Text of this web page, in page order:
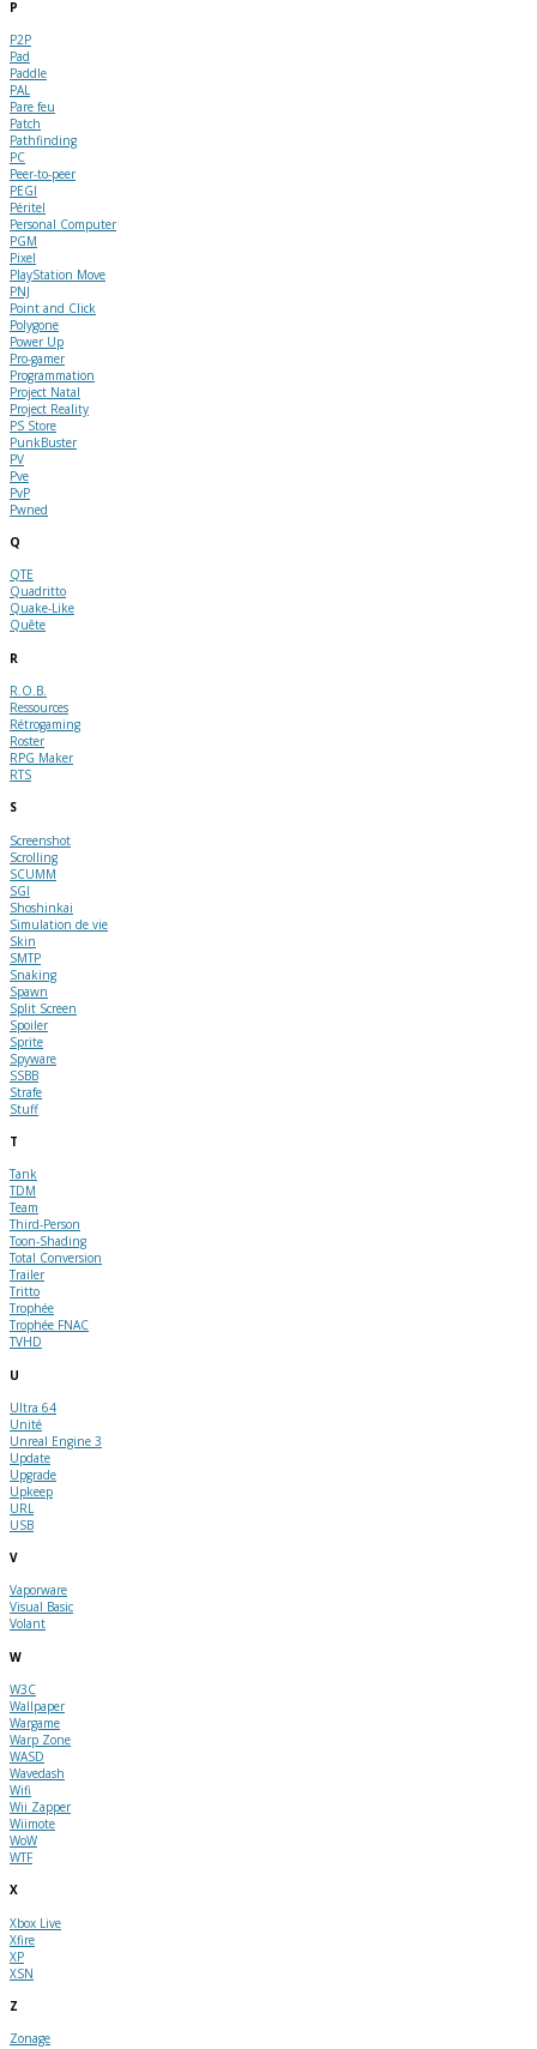
P
P2P
Pad
Paddle
PAL
Pare feu
Patch
Pathfinding
PC
Peer-to-peer
PEGI
Péritel
Personal Computer
PGM
Pixel
PlayStation Move
PNJ
Point and Click
Polygone
Power Up
Pro-gamer
Programmation
Project Natal
Project Reality
PS Store
PunkBuster
PV
Pve
PvP
Pwned
Q
QTE
Quadritto
Quake-Like
Quête
R
R.O.B.
Ressources
Rétrogaming
Roster
RPG Maker
RTS
S
Screenshot
Scrolling
SCUMM
SGI
Shoshinkai
Simulation de vie
Skin
SMTP
Snaking
Spawn
Split Screen
Spoiler
Sprite
Spyware
SSBB
Strafe
Stuff
T
Tank
TDM
Team
Third-Person
Toon-Shading
Total Conversion
Trailer
Tritto
Trophée
Trophée FNAC
TVHD
U
Ultra 64
Unité
Unreal Engine 3
Update
Upgrade
Upkeep
URL
USB
V
Vaporware
Visual Basic
Volant
W
W3C
Wallpaper
Wargame
Warp Zone
WASD
Wavedash
Wifi
Wii Zapper
Wiimote
WoW
WTF
X
Xbox Live
Xfire
XP
XSN
Z
Zonage